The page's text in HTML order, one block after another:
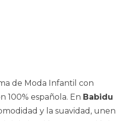
de Moda Infantil con
100% española. En Babidu
y la suavidad, unen